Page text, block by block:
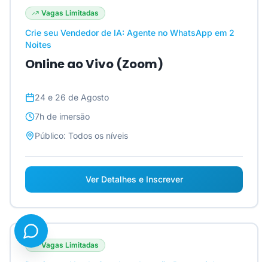
Vagas Limitadas
Crie seu Vendedor de IA: Agente no WhatsApp em 2
Noites
Online ao Vivo (Zoom)
24 e 26 de Agosto
7h de imersão
Público: Todos os níveis
Ver Detalhes e Inscrever
Vagas Limitadas